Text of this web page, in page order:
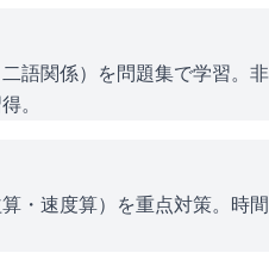
語関係）を問題集で学習。非
。
・速度算）を重点対策。時間